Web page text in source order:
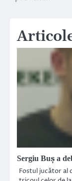
Sergiu Buș a
Fostul jucător al